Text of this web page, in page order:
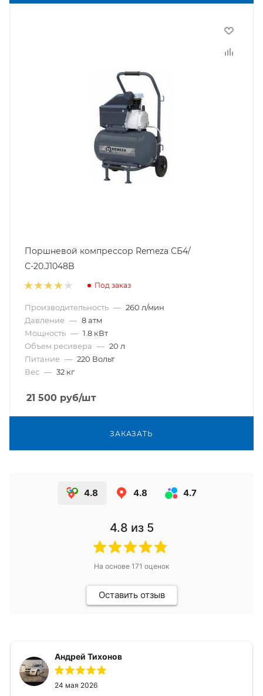
Поршневой компрессор Remeza СБ4/
С-20.J1048B
Под заказ
Производительность — 260 л/мин
Давление — 8 атм
Мощность — 1.8 кВт
Объем ресивера — 20 л
Питание — 220 Вольт
Вес — 32 кг
21 500 руб/шт
ЗАКАЗАТЬ
4.8 4.8 4.7
4.8 из 5
На основе 171 оценок
Оставить отзыв
Андрей Тихонов
24 мая 2026